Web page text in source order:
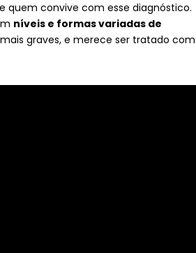
convive com esse diagnóstico.
níveis e formas variadas de
graves, e merece ser tratado com